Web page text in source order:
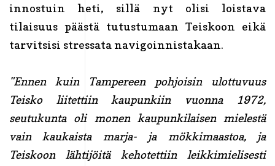
innostuin heti, sillä nyt olisi loistava
tilaisuus päästä tutustumaan Teiskoon eikä
tarvitsisi stressata navigoinnistakaan.
"Ennen kuin Tampereen pohjoisin ulottuvuus
Teisko liitettiin kaupunkiin vuonna 1972,
seutukunta oli monen kaupunkilaisen mielestä
vain kaukaista marja- ja mökkimaastoa, ja
Teiskoon lähtijöitä kehotettiin leikkimielisesti